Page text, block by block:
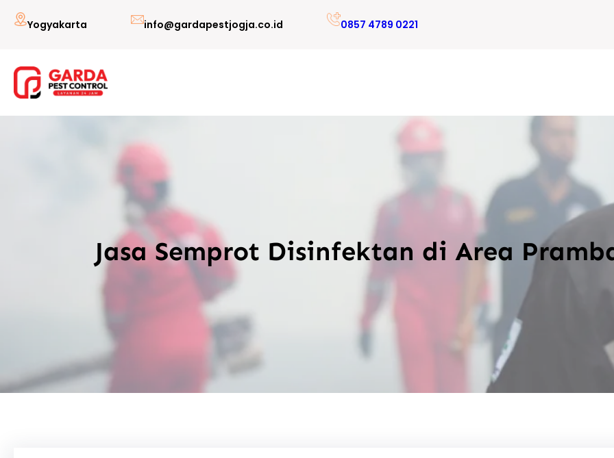
Lewati
Yogyakarta info@gardapestjogja.co.id 0857 4789 0221
Jasa Semprot Disinfektan di Area